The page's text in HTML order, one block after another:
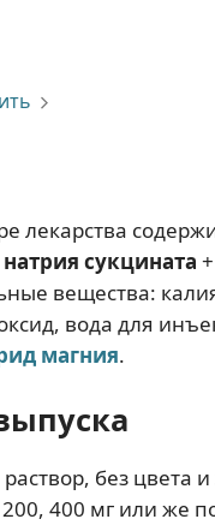
лекарства
сукцината +
вещества:
вода для
магния.
без цвета и
200, 400 мг или же